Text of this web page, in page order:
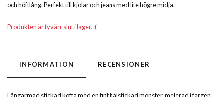
och höftlång. Perfekt till kjolar och jeans med lite högre midja.
Produkten är tyvärr slut i lager. :(
INFORMATION RECENSIONER
Långärmad stickad kofta med en fint hålstickad mönster, melerad i färgen